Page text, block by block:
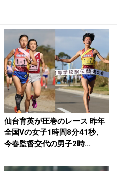
仙台育英が圧巻のレース 昨年
全国Vの女子1時間8分41秒、
今春監督交代の男子2時...